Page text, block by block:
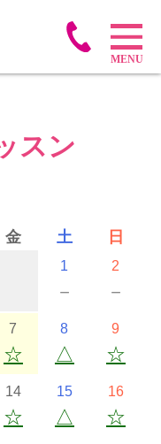
スン
金 土 日
1
－
2
－
7
☆
8
△
9
☆
14
☆
15
△
16
☆